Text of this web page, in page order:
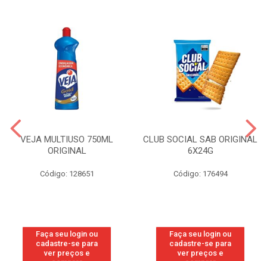
VEJA MULTIUSO 750ML
ORIGINAL
Código: 128651
Faça seu login ou
cadastre-se para
ver preços e
CLUB SOCIAL SAB ORIGINAL
6X24G
Código: 176494
Faça seu login ou
cadastre-se para
ver preços e